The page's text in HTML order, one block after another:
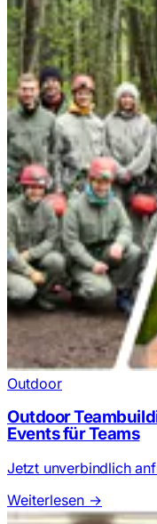
Outdoor
Outdoor
Events für Teams
Jetzt unverbindlich
Weiterlesen →